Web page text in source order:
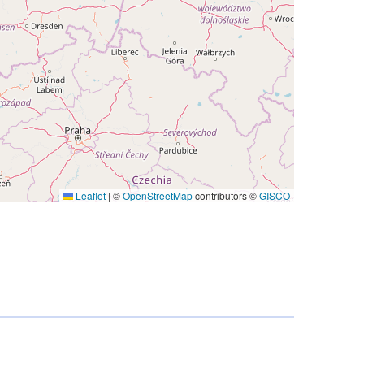
Leaflet | ©OpenStreetMapcontributors ©GISCO
codelist/ResourceType/dataset